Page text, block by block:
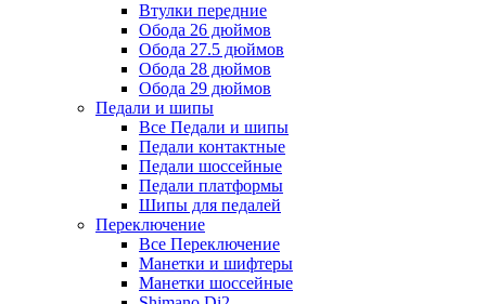
Втулки передние
Обода 26 дюймов
Обода 27.5 дюймов
Обода 28 дюймов
Обода 29 дюймов
Педали и шипы
Все Педали и шипы
Педали контактные
Педали шоссейные
Педали платформы
Шипы для педалей
Переключение
Все Переключение
Манетки и шифтеры
Манетки шоссейные